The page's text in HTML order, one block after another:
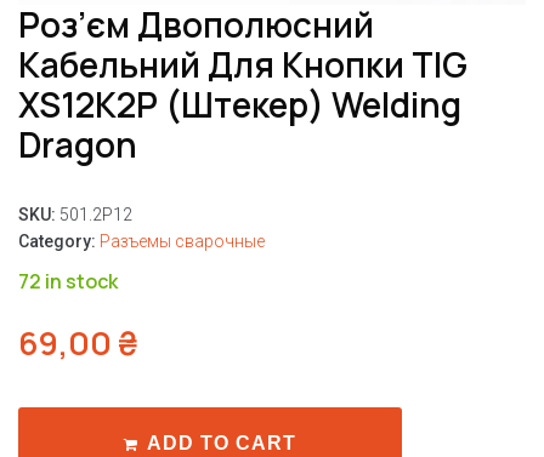
Роз’єм Двополюсний
Кабельний Для Кнопки TIG
XS12K2P (штекер) Welding
Dragon
SKU: 501.2P12
Category: Разъемы сварочные
72 in stock
69,00 ₴
ADD TO CART